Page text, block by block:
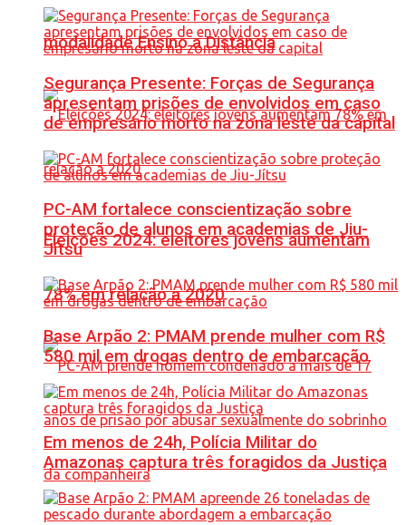
modalidade Ensino a Distância
Eleições 2024: eleitores jovens aumentam
78% em relação a 2020
Segurança Presente: Forças de Segurança
apresentam prisões de envolvidos em caso
de empresário morto na zona leste da capital
PC-AM fortalece conscientização sobre
proteção de alunos em academias de Jiu-
Jítsu
Base Arpão 2: PMAM prende mulher com R$
580 mil em drogas dentro de embarcação
Em menos de 24h, Polícia Militar do
Amazonas captura três foragidos da Justiça